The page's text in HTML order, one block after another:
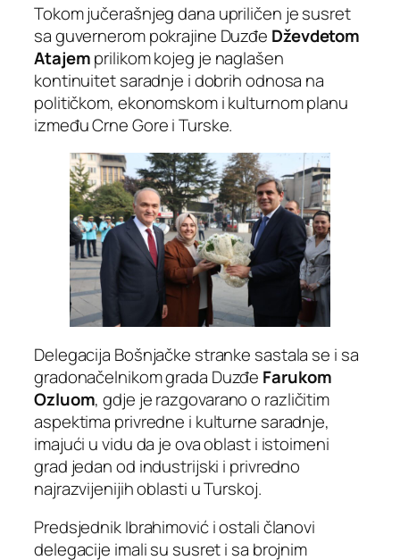
Tokom jučerašnjeg dana upriličen je susret
sa guvernerom pokrajine Duzđe Dževdetom
Atajemprilikom kojeg je naglašen
kontinuitet saradnje i dobrih odnosa na
političkom, ekonomskom i kulturnom planu
između Crne Gore i Turske.
Delegacija Bošnjačke stranke sastala se i sa
gradonačelnikom grada Duzđe Farukom
Ozluom, gdje je razgovarano o različitim
aspektima privredne i kulturne saradnje,
imajući u vidu da je ova oblast i istoimeni
grad jedan od industrijski i privredno
najrazvijenijih oblasti u Turskoj.
Predsjednik Ibrahimović i ostali članovi
delegacije imali su susret i sa brojnim